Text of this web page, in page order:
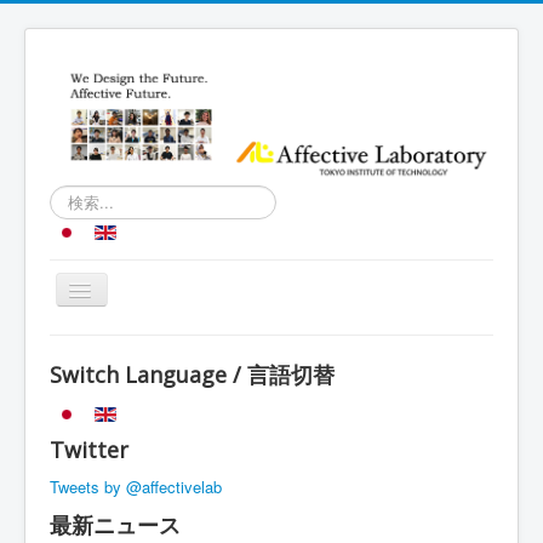
検
索...
Toggle
メンバー
Switch Language / 言語切替
Twitter
Tweets by @affectivelab
最新ニュース